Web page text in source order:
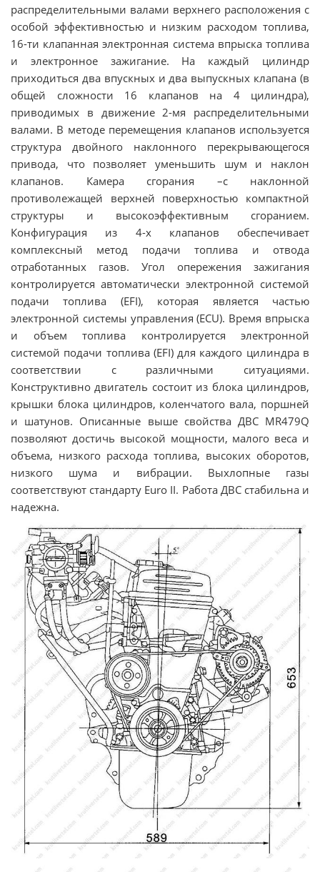
распределительными валами верхнего расположения с
особой эффективностью и низким расходом топлива,
16-ти клапанная электронная система впрыска топлива
и электронное зажигание. На каждый цилиндр
приходиться два впускных и два выпускных клапана (в
общей сложности 16 клапанов на 4 цилиндра),
приводимых в движение 2-мя распределительными
валами. В методе перемещения клапанов используется
структура двойного наклонного перекрывающегося
привода, что позволяет уменьшить шум и наклон
клапанов. Камера сгорания –с наклонной
противолежащей верхней поверхностью компактной
структуры и высокоэффективным сгоранием.
Конфигурация из 4-х клапанов обеспечивает
комплексный метод подачи топлива и отвода
отработанных газов. Угол опережения зажигания
контролируется автоматически электронной системой
подачи топлива (EFI), которая является частью
электронной системы управления (ECU). Время впрыска
и объем топлива контролируется электронной
системой подачи топлива (EFI) для каждого цилиндра в
соответствии с различными ситуациями.
Конструктивно двигатель состоит из блока цилиндров,
крышки блока цилиндров, коленчатого вала, поршней
и шатунов. Описанные выше свойства ДВС MR479Q
позволяют достичь высокой мощности, малого веса и
объема, низкого расхода топлива, высоких оборотов,
низкого шума и вибрации. Выхлопные газы
соответствуют стандарту Euro II. Работа ДВС стабильна и
надежна.